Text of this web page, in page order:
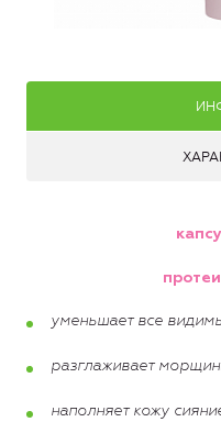
уменьшает все
разглаживает
наполняет кожу